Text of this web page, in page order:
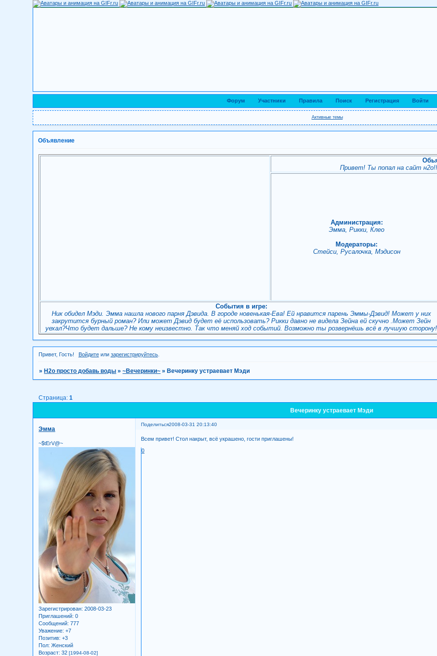
Форум Участники Правила Поиск Регистрация Войти
Активные темы
Объявление
Привет! Ты попал на сайт
Администрация:
Эмма, Рикки, Клео
Модераторы:
Стейси, Русалочка, Мэдисон
События в игре:
Ник обидел Мэди. Эмма нашла нового парня Дэвида. В городе новенькая-Ева! Ей нравится парень Эммы-Дэвид! Может у них
закрутится бурный роман? Или может Дэвид будет её использовать? Рикки давно не видела Зейна ей скучно .Может Зейн
уехал?Что будет дальше? Не кому неизвестно. Так что меняй ход событий. Возможно ты розвернёшь всё в лучшую сторону!
Привет, Гость! Войдитеили зарегистрируйтесь.
» H2о просто добавь воды »~Вечеринки~ » Вечеринку устраевает Мэди
Вечеринку устраевает Мэди
Страница:1
Поделиться2008-03-31 20:13:40
Эмма
~$tErV@~
Зарегистрирован: 2008-03-23
Приглашений: 0
Сообщений: 777
Уважение: +7
Позитив: +3
Пол: Женский
Возраст: 32[1994-08-02]
Всем привет! Стол накрыт, всё украшено, гости приглашены!
0